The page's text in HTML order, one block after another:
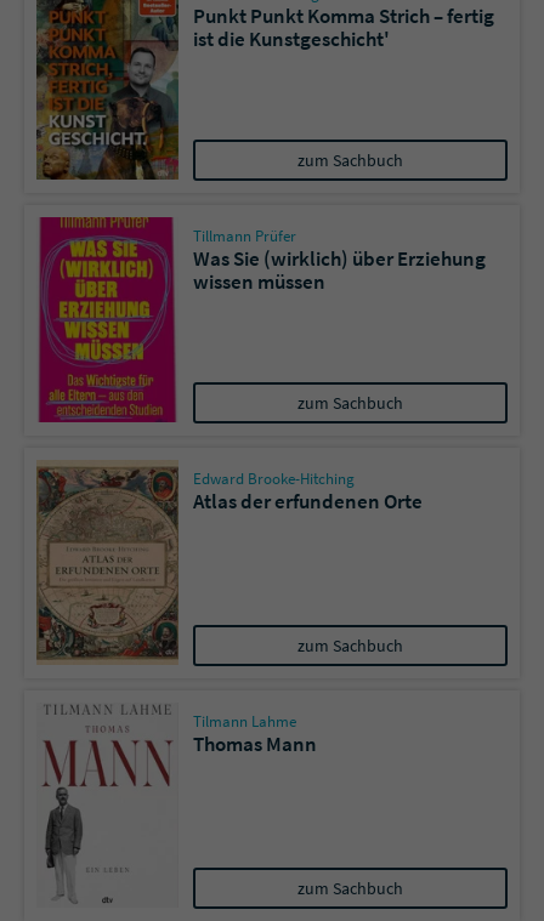
Punkt Punkt Komma Strich – fertig
ist die Kunstgeschicht'
zum Sachbuch
Tillmann Prüfer
Was Sie (wirklich) über Erziehung
wissen müssen
zum Sachbuch
Edward Brooke-Hitching
Atlas der erfundenen Orte
zum Sachbuch
Tilmann Lahme
Thomas Mann
zum Sachbuch